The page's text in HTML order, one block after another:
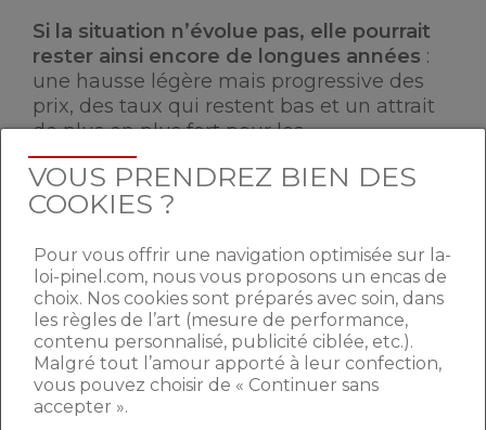
Si la situation n’évolue pas, elle pourrait
rester ainsi encore de longues années :
une hausse légère mais progressive des
prix, des taux qui restent bas et un attrait
de plus en plus fort pour les
investissements dans la pierre, qui se
répandrait de plus en plus aux particuliers.
ET SI ÇA CHANGE..?
Le première crainte, et la plus logique,
est que les taux remontent . Que la
hausse soit brutale ou plus longue, le
résultat devrait être le même : chute des
investissements, ralentissement des
VOUS PRENDREZ BIEN DES
COOKIES ?
Pour vous offrir une navigation optimisée sur la-
loi-pinel.com, nous vous proposons un encas de
choix. Nos cookies sont préparés avec soin, dans
les règles de l’art (mesure de performance,
contenu personnalisé, publicité ciblée, etc.).
Malgré tout l’amour apporté à leur confection,
vous pouvez choisir de « Continuer sans
accepter ».